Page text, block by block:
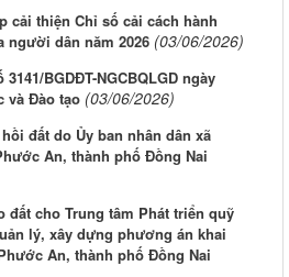
cải thiện Chỉ số cải cách hành
người dân năm 2026 (03/06/2026)
BGDĐT-NGCBQLGD ngày
và Đào tạo (03/06/2026)
đất do Ủy ban nhân dân xã
An, thành phố Đồng Nai
đất cho Trung tâm Phát triển quỹ
lý, xây dựng phương án khai
An, thành phố Đồng Nai